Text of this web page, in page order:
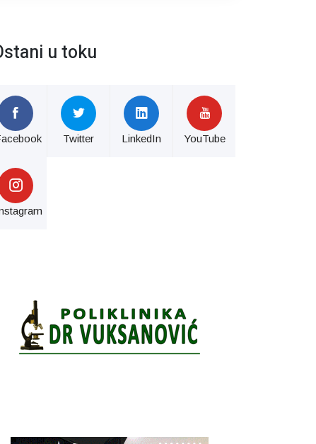
u toku
Twitter LinkedIn YouTube